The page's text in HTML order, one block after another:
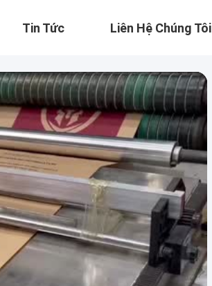
Tin Tức Liên Hệ Chúng Tôi